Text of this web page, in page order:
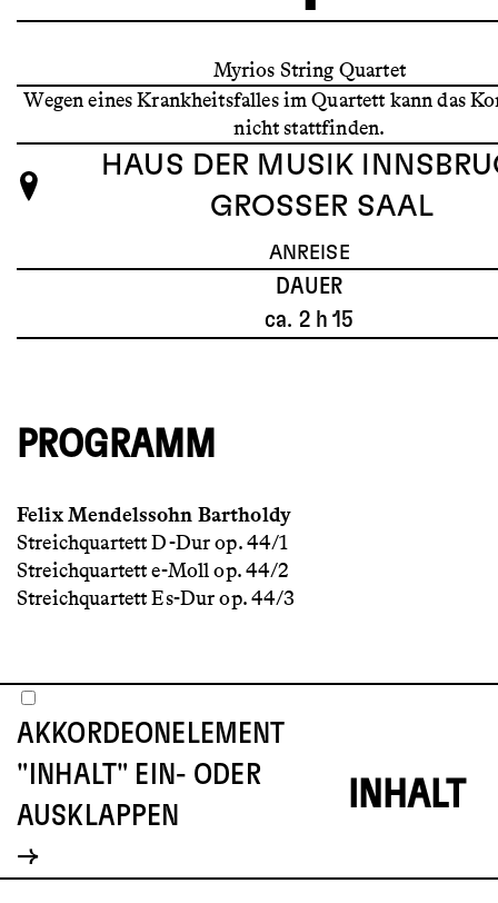
Myrios String Quartet
Wegen eines Krankheitsfalles im Quartett kann das
nicht stattfinden.
HAUS DER MUSIK
GROSSER SAAL
ANREISE
DAUER
ca. 2 h 15
PROGRAMM
Felix Mendelssohn Bartholdy
Streichquartett D-Dur op. 44/1
Streichquartett e-Moll op. 44/2
Streichquartett Es-Dur op. 44/3
INHALT
AKKORDEONELEMENT
"INHALT" EIN- ODER
AUSKLAPPEN